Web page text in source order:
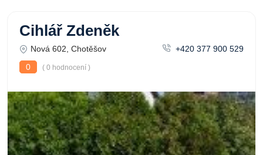
Cihlář Zdeněk
Nová 602, Chotěšov
+420 377 900 529
0
( 0 hodnocení )